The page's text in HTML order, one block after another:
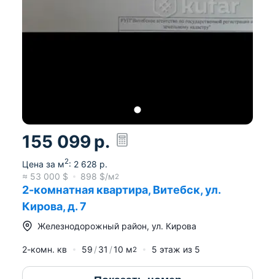
155 099р.
Цена за м2: 2 628 р.
≈ 53 000 $ 898 $/м2
2-комнатная квартира, Витебск, ул.
Кирова, д. 7
Железнодорожный район, ул. Кирова
2-комн. кв 59 31 10 м2 5 этаж из 5